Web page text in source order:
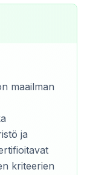
maailman
ja
kriteerien